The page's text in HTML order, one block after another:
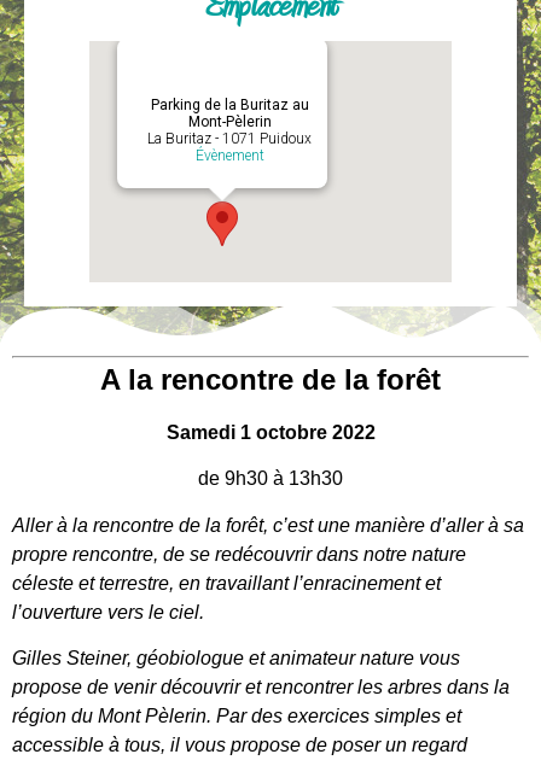
Parking de la Buritaz au
Mont-Pèlerin
La Buritaz - 1071 Puidoux
Évènement
A la rencontre de la forêt
Samedi 1 octobre 2022
de 9h30 à 13h30
Aller à la rencontre de la forêt, c’est une manière d’aller à sa
propre rencontre, de se redécouvrir dans notre nature
céleste et terrestre, en travaillant l’enracinement et
l’ouverture vers le ciel.
Gilles Steiner, géobiologue et animateur nature vous
propose de venir découvrir et rencontrer les arbres dans la
région du Mont Pèlerin. Par des exercices simples et
accessible à tous, il vous propose de poser un regard